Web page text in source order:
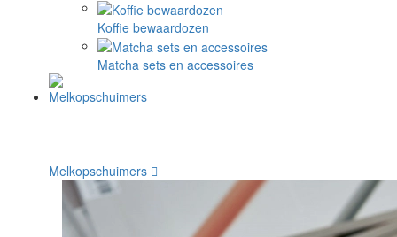
Koffie bewaardozen
Matcha sets en accessoires
Melkopschuimers